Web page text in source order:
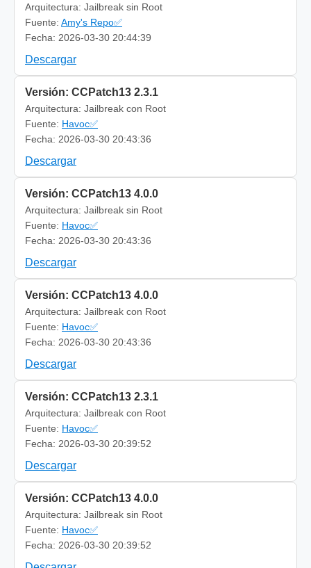
Arquitectura: Jailbreak sin Root
Fuente: Amy's Repo✅
Fecha: 2026-03-30 20:44:39
Descargar
Versión: CCPatch13 2.3.1
Arquitectura: Jailbreak con Root
Fuente: Havoc✅
Fecha: 2026-03-30 20:43:36
Descargar
Versión: CCPatch13 4.0.0
Arquitectura: Jailbreak sin Root
Fuente: Havoc✅
Fecha: 2026-03-30 20:43:36
Descargar
Versión: CCPatch13 4.0.0
Arquitectura: Jailbreak con Root
Fuente: Havoc✅
Fecha: 2026-03-30 20:43:36
Descargar
Versión: CCPatch13 2.3.1
Arquitectura: Jailbreak con Root
Fuente: Havoc✅
Fecha: 2026-03-30 20:39:52
Descargar
Versión: CCPatch13 4.0.0
Arquitectura: Jailbreak sin Root
Fuente: Havoc✅
Fecha: 2026-03-30 20:39:52